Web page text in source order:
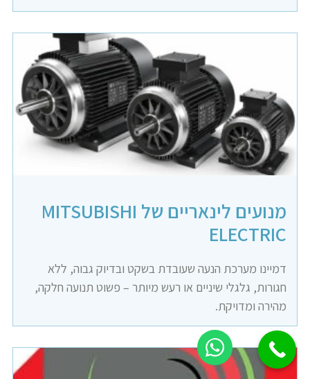
מנועים לינאריים של MITSUBISHI
ELECTRIC
דמיינו מערכת הנעה שעובדת בשקט ובדיוק גבוה, ללא
חגורות, גלגלי שיניים או רעש מיותר – פשוט תנועה חלקה,
מהירה ומדויקת.